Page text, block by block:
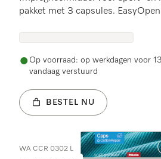
pakket met 3 capsules.
Op voorraad: op werkdagen voor
vandaag verstuurd
BESTEL NU
WA CCR 0302 L